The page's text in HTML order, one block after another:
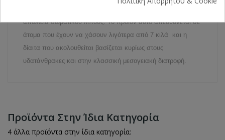
απώλεια σωματικού λίπους. Το προϊόν αυτό απευθύνεται σε
άτομα που έχουν να χάσουν λιγότερα από 7 κιλά και η
δίαιτα που ακολουθείται βασίζεται κυρίως στους
υδατάνθρακες και στην κλασσική μεσογειακή διατροφή.
Προϊόντα Στην Ίδια Κατηγορία
4 άλλα προϊόντα στην ίδια κατηγορία: